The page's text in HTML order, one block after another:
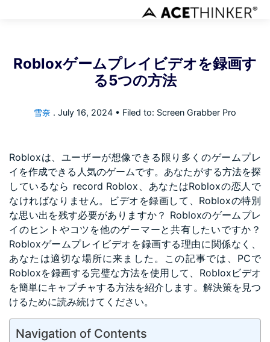
Robloxゲームプレイビデオを録画す
る5つの方法
雪奈 . July 16, 2024 • Filed to: Screen Grabber Pro
Robloxは、ユーザーが想像できる限り多くのゲームプレ
イを作成できる人気のゲームです。あなたがする方法を探
しているなら record Roblox 、あなたはRobloxの恋人で
なければなりません。ビデオを録画して、Robloxの特別
な思い出を残す必要がありますか？ Robloxのゲームプレ
イのヒントやコツを他のゲーマーと共有したいですか？
Robloxゲームプレイビデオを録画する理由に関係なく、
あなたは適切な場所に来ました。この記事では、PCで
Robloxを録画する完璧な方法を使用して、Robloxビデオ
を簡単にキャプチャする方法を紹介します。解決策を見つ
けるために読み続けてください。
Navigation of Contents